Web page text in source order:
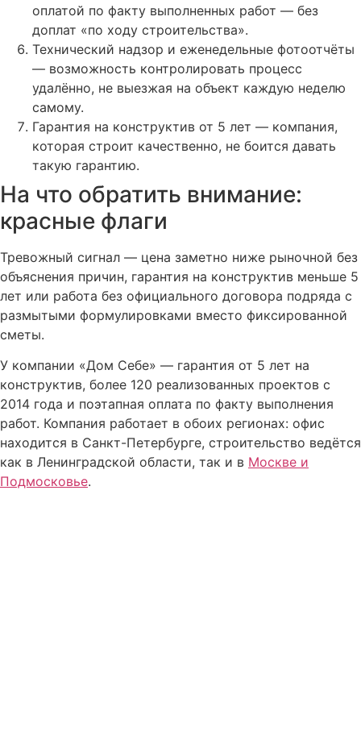
оплатой по факту выполненных работ — без
доплат «по ходу строительства».
Технический надзор и еженедельные фотоотчёты
— возможность контролировать процесс
удалённо, не выезжая на объект каждую неделю
самому.
Гарантия на конструктив от 5 лет — компания,
которая строит качественно, не боится давать
такую гарантию.
На что обратить внимание:
красные флаги
Тревожный сигнал — цена заметно ниже рыночной без
объяснения причин, гарантия на конструктив меньше 5
лет или работа без официального договора подряда с
размытыми формулировками вместо фиксированной
сметы.
У компании «Дом Себе» — гарантия от 5 лет на
конструктив, более 120 реализованных проектов с
2014 года и поэтапная оплата по факту выполнения
работ. Компания работает в обоих регионах: офис
находится в Санкт-Петербурге, строительство ведётся
как в Ленинградской области, так и в Москве и
Подмосковье.